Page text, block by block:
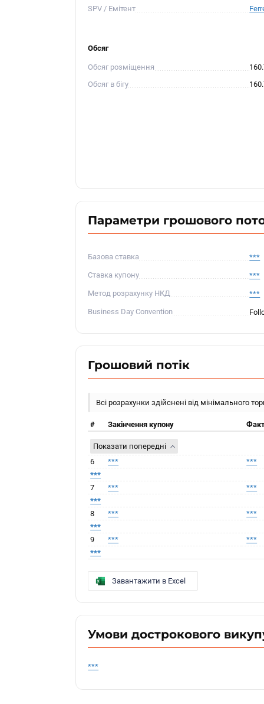
SPV / Емітент
Обсяг
Обсяг розміщення
Обсяг в бігу
Параметри грошового
Базова ставка
***
Ставка купону
***
Метод розрахунку НКД
***
Business Day Convention
Грошовий потік
Всі розрахунки здійснені від мінімального
# Закінчення купону
Показати попередні
6
***
***
***
7
***
***
***
8
***
***
***
9
***
***
***
Завантажити в Excel
Умови дострокового
***